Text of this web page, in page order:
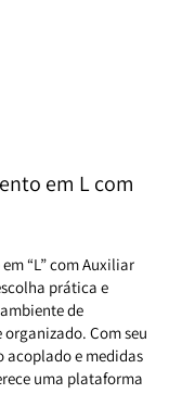
em L com
“L” com Auxiliar
prática e
de
Com seu
acoplado e medidas
uma plataforma